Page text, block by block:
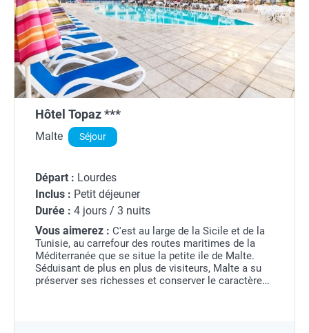
Hôtel Topaz ***
Malte Séjour
Départ : Lourdes
Inclus : Petit déjeuner
Durée : 4 jours / 3 nuits
Vous aimerez : C'est au large de la Sicile et de la
Tunisie, au carrefour des routes maritimes de la
Méditerranée que se situe la petite ile de Malte.
Séduisant de plus en plus de visiteurs, Malte a su
préserver ses richesses et conserver le caractère